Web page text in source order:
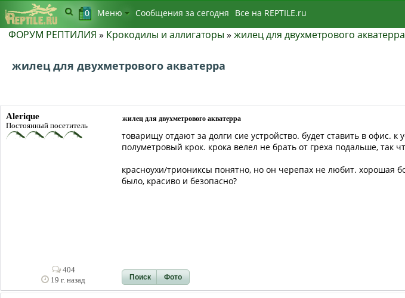
ФОРУМ РЕПТИЛИЯ » Крокодилы и аллигаторы » жилец для двухметрового акватерра
жилец для двухметрового акватерра
Alerique
Постоянный посетитель
404
19 г. назад
жилец для двухметрового акватерра
товарищу отдают за долги сие устройство. будет ставить в офис. к
полуметровый крок. крока велел не брать от греха подальше, так
красноухи/триониксы понятно, но он черепах не любит. хорошая
было, красиво и безопасно?
Поиск Фото
0 Меню Сообщения за сегодня Bсе на REPTILE.ru